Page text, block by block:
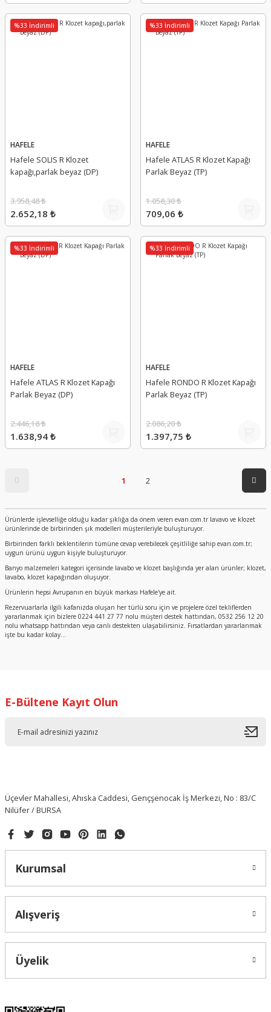
%33 İndirimli
HAFELE
Hafele SOLIS R Klozet
kapağı,parlak beyaz (DP)
2.652,18 ₺
3.958,48 ₺
%33 İndirimli
HAFELE
Hafele ATLAS R Klozet Kapağı
Parlak Beyaz (TP)
709,06 ₺
1.058,30 ₺
%33 İndirimli
HAFELE
Hafele ATLAS R Klozet Kapağı
Parlak Beyaz (DP)
1.638,94 ₺
2.446,18 ₺
%33 İndirimli
HAFELE
Hafele RONDO R Klozet Kapağı
Parlak Beyaz (TP)
1.397,75 ₺
2.086,20 ₺
1 2
Ürünlerde işlevselliğe olduğu kadar şıklığa da önem veren evan.com.tr lavavo ve klozet
ürünlerinde de birbirinden şık modelleri müşterileriyle buluşturuyor.
Birbirinden farklı beklentilerin tümüne cevap verebilecek çeşitliliğe sahip evan.com.tr;
uygun ürünü uygun kişiyle buluşturuyor.
Banyo malzemeleri kategori içerisinde lavabo ve klozet başlığında yer alan ürünler; klozet,
lavabo, klozet kapağından oluşuyor.
Ürünlerin hepsi Avrupanın en büyük markası Hafele'ye ait.
Rezervuarlarla ilgili kafanızda oluşan her türlü soru için ve projelere özel tekliflerden
yararlanmak için bizlere 0224 441 27 77 nolu müşteri destek hattından, 0532 256 12 20
nolu whatsapp hattından veya canlı destekten ulaşabilirsiniz. Fırsatlardan yararlanmak
işte bu kadar kolay...
E-Bültene Kayıt Olun
Üçevler Mahallesi, Ahıska Caddesi, Gençşenocak İş Merkezi, No : 83/C
Nilüfer / BURSA
Kurumsal
Alışveriş
Üyelik